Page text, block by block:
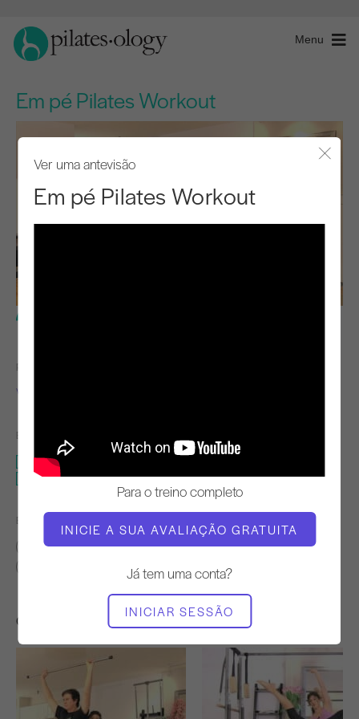
Menu
Em pé Pilates Workout
Ver uma antevisão
Em pé Pilates Workout
Para o treino completo
INICIE A SUA AVALIAÇÃO GRATUITA
Já tem uma conta?
INICIAR SESSÃO
PROFESSOR
Victoria Torrie-Capan
EQUIPAMENTO NECESSÁRIO
Tapete
Standing Pilates & The Wall
ENCONTRAR AULAS SEMELHANTES PARA
Básico
10 - 20 min
Tapete
Standing Pilates & The Wall
Outros exercícios de que poderá gostar